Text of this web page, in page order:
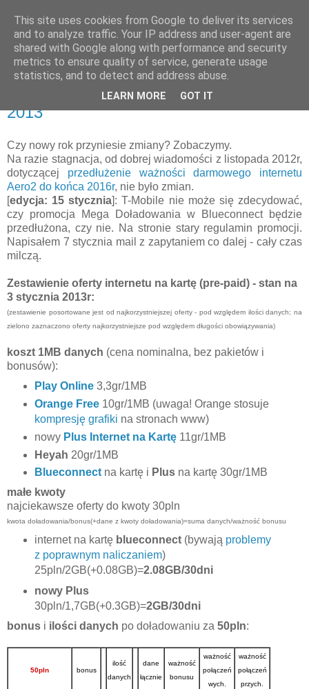
internet na kartę
czwartek, 3 stycznia 2013
internet na kartę (pre-paid) - styczeń
2013
Czy nowy rok przyniesie zmiany? Zobaczymy.
Na razie stagnacja, od dobrej wiadomości z listopada 2012r,
dotyczącej przedłużenie ważności darmowego internetu
Aero2 do końca 2016r, nie było zmian.
[edycja: 15 stycznia]: T-Mobile nie może się zdecydować,
czy promocja Mega Doładowania w Blueconnect będzie
przedłużona, czy nie. Na stronie stary regulamin promocji.
Napisałem 7 stycznia mail z zapytaniem co dalej - cały czas
milczą.
Zestawienie oferty internetu na kartę (pre-paid) - stan na
3 stycznia 2013r:
(zestawienie posortowane jest od najkorzystniejszej oferty - pod względem ilości danych; na
zielono zaznaczono oferty najkorzystniejsze pod względem długości obowiązywania)
koszt 1MB danych (cena nominalna, bez pakietów i
bonusów):
Play Online 3,3gr/1MB
Orange Free 10gr/1MB (uwaga! Orange stosuje
kompresję grafiki na stronach www)
nowy Plus Internet na Kartę11gr/1MB
Heyah 20gr/1MB
Blueconnect na kartę i Plus na kartę 30gr/1MB
małe kwoty
najciekawsze oferty do kwoty 30pln
kwota doładowania/bonus(+dane z kwoty doładowania)=suma danych/ważność bonusu
internet na kartę blueconnect (bywają problemy
z poprawnym naliczaniem)
25pln/2GB(+0.08GB)=2.08GB/30dni
nowy Plus
30pln/1,7GB(+0.3GB)=2GB/30dni
bonus i ilości danych po doładowaniu za 50pln:
50pln bonus
ilość
danych
dane
łącznie
ważność
bonusu
ważność
połączeń
wych.
ważność
połączeń
przych.
This site uses cookies from Google to deliver its services
and to analyze traffic. Your IP address and user-agent are
shared with Google along with performance and security
metrics to ensure quality of service, generate usage
statistics, and to detect and address abuse.
LEARN MORE GOT IT